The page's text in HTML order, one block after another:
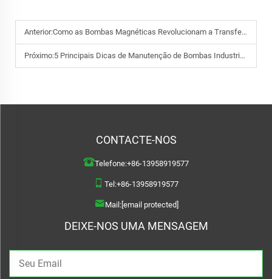
Anterior:Como as Bombas Magnéticas Revolucionam a Transferência de Fluidos
Próximo:5 Principais Dicas de Manutenção de Bombas Industriais para Eficiência
CONTACTE-NOS
Telefone:+86-13958919577
Tel:+86-13958919577
Mail:[email protected]
DEIXE-NOS UMA MENSAGEM